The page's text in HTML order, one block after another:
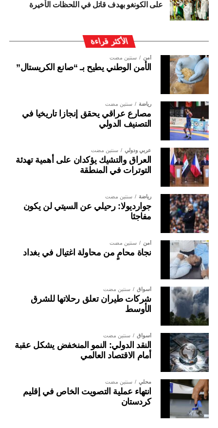
على الكونغو بهدف قاتل في اللحظات الأخيرة
الأكثر قراءة
أمن سنتين مضت
الأمن الوطني يطيح بـ “صانع الكريستال”
رياضة سنتين مضت
مصارع عراقي يحقق إنجازا تاريخيا في
التصنيف الدولي
عربي ودولي سنتين مضت
العراق والتشيك يؤكدان على أهمية تهدئة
التوترات في المنطقة
رياضة سنتين مضت
جوارديولا: رحيلي عن السيتي لن يكون
مفاجئا
أمن سنتين مضت
نجاة محامٍ من محاولة اغتيال في بغداد
أسواق سنتين مضت
شركات طيران تعلق رحلاتها للشرق
الأوسط
أسواق سنتين مضت
النقد الدولي: النمو المنخفض يشكل عقبة
أمام الاقتصاد العالمي
محلي سنتين مضت
انتهاء عملية التصويت الخاص في إقليم
كردستان